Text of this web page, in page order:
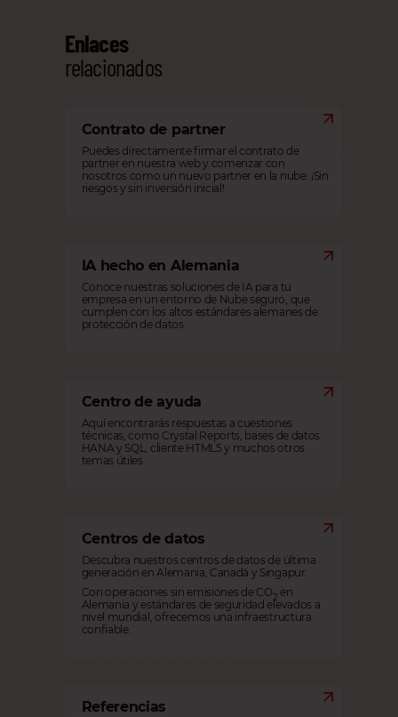
Enlaces
relacionados
Contrato de partner
Puedes directamente firmar el contrato de
partner en nuestra web y comenzar con
nosotros como un nuevo partner en la nube. ¡Sin
riesgos y sin inversión inicial!
IA hecho en Alemania
Conoce nuestras soluciones de IA para tu
empresa en un entorno de Nube seguro, que
cumplen con los altos estándares alemanes de
protección de datos.
Centro de ayuda
Aquí encontrarás respuestas a cuestiones
técnicas, como Crystal Reports, bases de datos
HANA y SQL, cliente HTML5 y muchos otros
temas útiles.
Centros de datos
Descubra nuestros centros de datos de última
generación en Alemania, Canadá y Singapur.
Con operaciones sin emisiones de CO2 en
Alemania y estándares de seguridad elevados a
nivel mundial, ofrecemos una infraestructura
confiable.
Referencias